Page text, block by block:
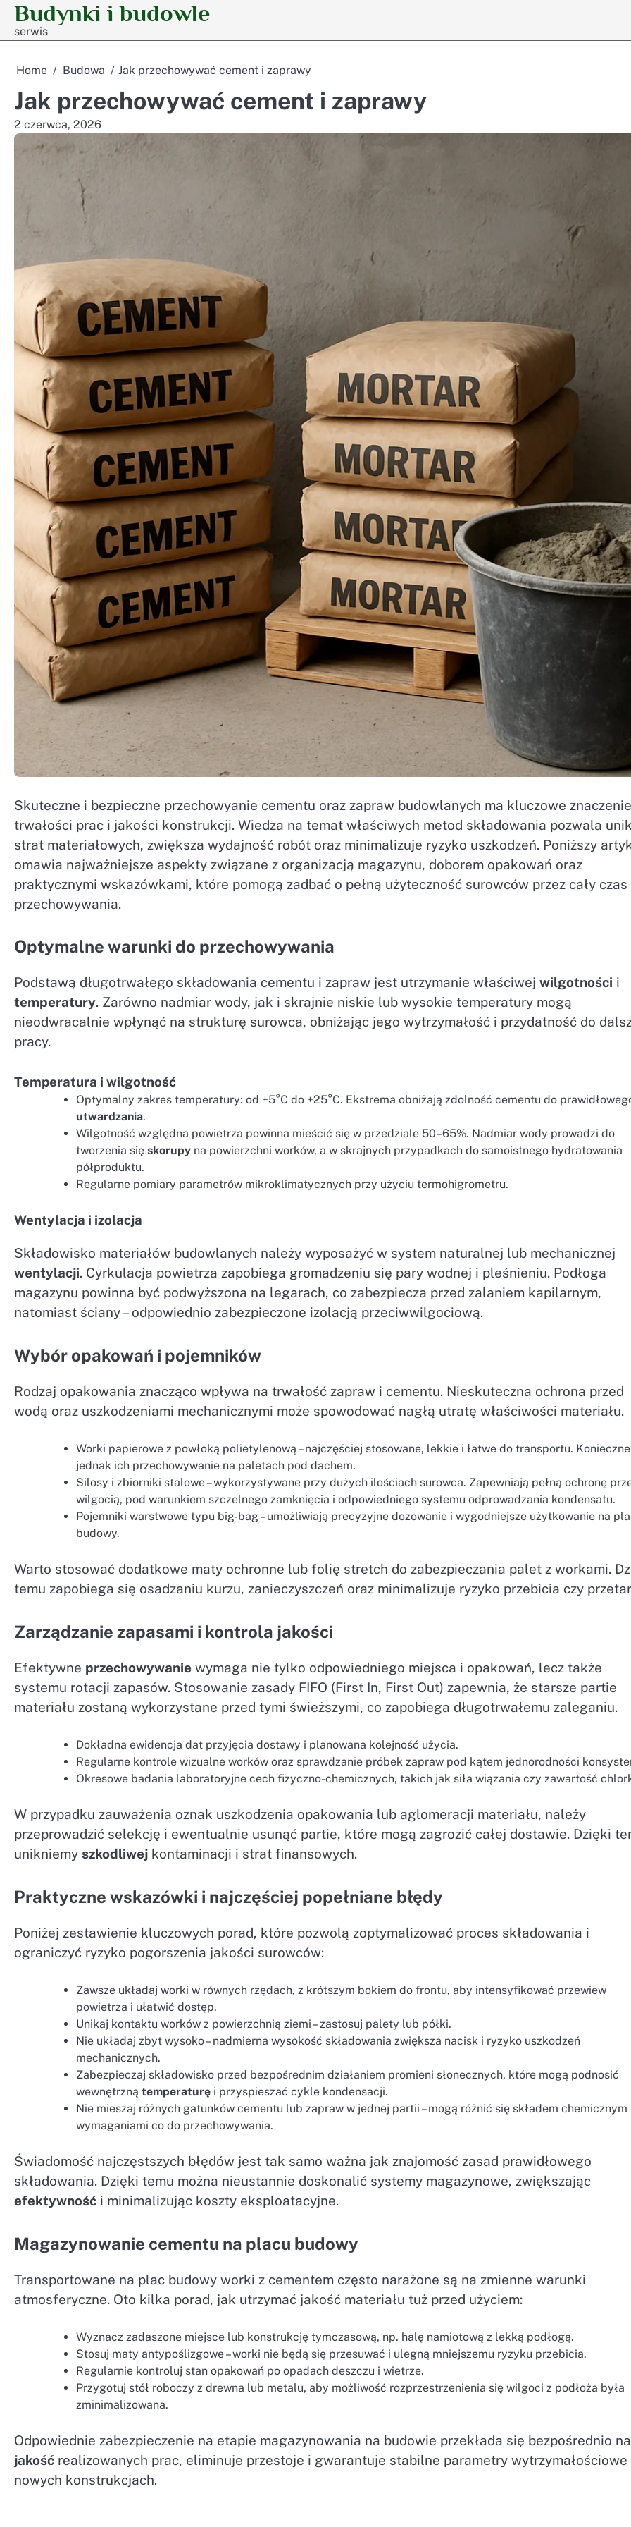
Skip
content
Budynki i budowle
serwis
Home Budowa Jak przechowywać cement i zaprawy
Jak przechowywać cement i zaprawy
2 czerwca, 2026
Skuteczne i bezpieczne przechowyanie cementu oraz zapraw budowlanych ma kluczowe
trwałości prac i jakości konstrukcji. Wiedza na temat właściwych metod składowania pozwala
strat materiałowych, zwiększa wydajność robót oraz minimalizuje ryzyko uszkodzeń. Poniższy
omawia najważniejsze aspekty związane z organizacją magazynu, doborem opakowań oraz
praktycznymi wskazówkami, które pomogą zadbać o pełną użyteczność surowców przez cały czas
przechowywania.
Optymalne warunki do przechowywania
Podstawą długotrwałego składowania cementu i zapraw jest utrzymanie właściwej wilgotności i
temperatury. Zarówno nadmiar wody, jak i skrajnie niskie lub wysokie temperatury mogą
nieodwracalnie wpłynąć na strukturę surowca, obniżając jego wytrzymałość i przydatność do
pracy.
Temperatura i wilgotność
Optymalny zakres temperatury: od +5°C do +25°C. Ekstrema obniżają zdolność cementu do
utwardzania.
Wilgotność względna powietrza powinna mieścić się w przedziale 50–65%. Nadmiar wody prowadzi do
tworzenia się skorupy na powierzchni worków, a w skrajnych przypadkach do samoistnego hydratowania
półproduktu.
Regularne pomiary parametrów mikroklimatycznych przy użyciu termohigrometru.
Wentylacja i izolacja
Składowisko materiałów budowlanych należy wyposażyć w system naturalnej lub mechanicznej
wentylacji. Cyrkulacja powietrza zapobiega gromadzeniu się pary wodnej i pleśnieniu. Podłoga
magazynu powinna być podwyższona na legarach, co zabezpiecza przed zalaniem kapilarnym,
natomiast ściany – odpowiednio zabezpieczone izolacją przeciwwilgociową.
Wybór opakowań i pojemników
Rodzaj opakowania znacząco wpływa na trwałość zapraw i cementu. Nieskuteczna ochrona przed
wodą oraz uszkodzeniami mechanicznymi może spowodować nagłą utratę właściwości materiału.
Worki papierowe z powłoką polietylenową – najczęściej stosowane, lekkie i łatwe do transportu.
jednak ich przechowywanie na paletach pod dachem.
Silosy i zbiorniki stalowe – wykorzystywane przy dużych ilościach surowca. Zapewniają pełną ochronę
wilgocią, pod warunkiem szczelnego zamknięcia i odpowiedniego systemu odprowadzania kondensatu.
Pojemniki warstwowe typu big-bag – umożliwiają precyzyjne dozowanie i wygodniejsze użytkowanie na
budowy.
Warto stosować dodatkowe maty ochronne lub folię stretch do zabezpieczania palet z workami.
temu zapobiega się osadzaniu kurzu, zanieczyszczeń oraz minimalizuje ryzyko przebicia czy
Zarządzanie zapasami i kontrola jakości
Efektywne przechowywanie wymaga nie tylko odpowiedniego miejsca i opakowań, lecz także
systemu rotacji zapasów. Stosowanie zasady FIFO (First In, First Out) zapewnia, że starsze partie
materiału zostaną wykorzystane przed tymi świeższymi, co zapobiega długotrwałemu zaleganiu.
Dokładna ewidencja dat przyjęcia dostawy i planowana kolejność użycia.
Regularne kontrole wizualne worków oraz sprawdzanie próbek zapraw pod kątem jednorodności
Okresowe badania laboratoryjne cech fizyczno-chemicznych, takich jak siła wiązania czy zawartość
W przypadku zauważenia oznak uszkodzenia opakowania lub aglomeracji materiału, należy
przeprowadzić selekcję i ewentualnie usunąć partie, które mogą zagrozić całej dostawie. Dzięki
unikniemy szkodliwej kontaminacji i strat finansowych.
Praktyczne wskazówki i najczęściej popełniane błędy
Poniżej zestawienie kluczowych porad, które pozwolą zoptymalizować proces składowania i
ograniczyć ryzyko pogorszenia jakości surowców:
Zawsze układaj worki w równych rzędach, z krótszym bokiem do frontu, aby intensyfikować przewiew
powietrza i ułatwić dostęp.
Unikaj kontaktu worków z powierzchnią ziemi – zastosuj palety lub półki.
Nie układaj zbyt wysoko – nadmierna wysokość składowania zwiększa nacisk i ryzyko uszkodzeń
mechanicznych.
Zabezpieczaj składowisko przed bezpośrednim działaniem promieni słonecznych, które mogą podnosić
wewnętrzną temperaturę i przyspieszać cykle kondensacji.
Nie mieszaj różnych gatunków cementu lub zapraw w jednej partii – mogą różnić się składem chemicznym
wymaganiami co do przechowywania.
Świadomość najczęstszych błędów jest tak samo ważna jak znajomość zasad prawidłowego
składowania. Dzięki temu można nieustannie doskonalić systemy magazynowe, zwiększając
efektywność i minimalizując koszty eksploatacyjne.
Magazynowanie cementu na placu budowy
Transportowane na plac budowy worki z cementem często narażone są na zmienne warunki
atmosferyczne. Oto kilka porad, jak utrzymać jakość materiału tuż przed użyciem:
Wyznacz zadaszone miejsce lub konstrukcję tymczasową, np. halę namiotową z lekką podłogą.
Stosuj maty antypoślizgowe – worki nie będą się przesuwać i ulegną mniejszemu ryzyku przebicia.
Regularnie kontroluj stan opakowań po opadach deszczu i wietrze.
Przygotuj stół roboczy z drewna lub metalu, aby możliwość rozprzestrzenienia się wilgoci z podłoża była
zminimalizowana.
Odpowiednie zabezpieczenie na etapie magazynowania na budowie przekłada się bezpośrednio na
jakość realizowanych prac, eliminuje przestoje i gwarantuje stabilne parametry wytrzymałościowe
nowych konstrukcjach.